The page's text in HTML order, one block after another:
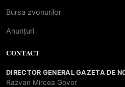
Bursa zvonurilor
Anunțuri
CONTACT
DIRECTOR GENERAL GAZETA DE
Razvan Mircea Govor